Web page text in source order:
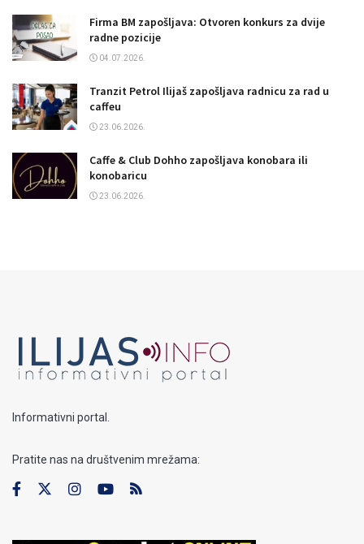
Firma BM zapošljava: Otvoren konkurs za dvije
radne pozicije
04.07.2026.
Tranzit Petrol Ilijaš zapošljava radnicu za rad u
caffeu
23.06.2026.
Caffe & Club Dohho zapošljava konobara ili
konobaricu
23.06.2026.
Informativni portal.
Pratite nas na društvenim mrežama: